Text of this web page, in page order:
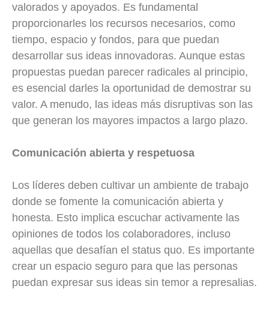
valorados y apoyados. Es fundamental
proporcionarles los recursos necesarios, como
tiempo, espacio y fondos, para que puedan
desarrollar sus ideas innovadoras. Aunque estas
propuestas puedan parecer radicales al principio,
es esencial darles la oportunidad de demostrar su
valor. A menudo, las ideas más disruptivas son las
que generan los mayores impactos a largo plazo.
Comunicación abierta y respetuosa
Los líderes deben cultivar un ambiente de trabajo
donde se fomente la comunicación abierta y
honesta. Esto implica escuchar activamente las
opiniones de todos los colaboradores, incluso
aquellas que desafían el status quo. Es importante
crear un espacio seguro para que las personas
puedan expresar sus ideas sin temor a represalias.